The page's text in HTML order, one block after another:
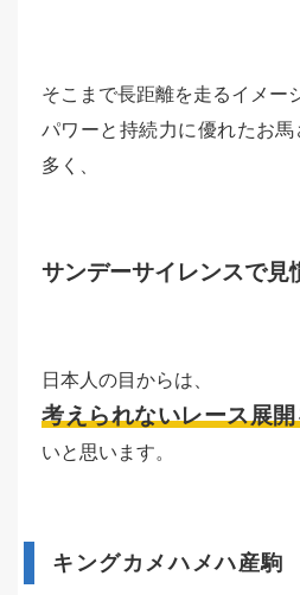
そこまで長距離を走るイメー
パワーと持続力に優れたお
多く、
サンデーサイレンスで見
日本人の目からは、
考えられないレース展
いと思います。
キングカメハメハ産駒